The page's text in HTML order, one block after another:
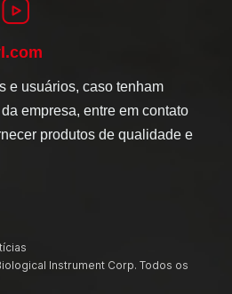
e usuários, caso tenham
empresa, entre em contato
produtos de qualidade e
Instrument Corp. Todos os